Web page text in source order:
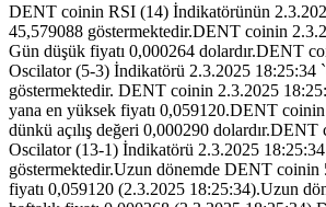
DENT coinin RSI (14) İndikatörünün
45,579088 göstermektedir.DENT coinin
Gün düşük fiyatı 0,000264 dolardır.DENT
Oscilator (5-3) İndikatörü 2.3.2025 18:25:34
göstermektedir. DENT coinin 2.3.2025
yana en yüksek fiyatı 0,059120.DENT
dünkü açılış değeri 0,000290
Oscilator (13-1) İndikatörü 2.3.2025
göstermektedir.Uzun dönemde DENT
fiyatı 0,059120 (2.3.2025 18:25:34).Uzun